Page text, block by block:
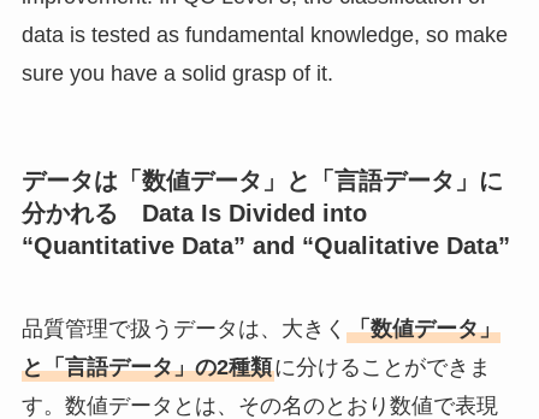
data is tested as fundamental knowledge, so make
sure you have a solid grasp of it.
データは「数値データ」と「言語データ」に
分かれる Data Is Divided into
“Quantitative Data” and “Qualitative Data”
品質管理で扱うデータは、大きく 「数値データ」
と「言語データ」の2種類に分けることができま
す。数値データとは、その名のとおり数値で表現